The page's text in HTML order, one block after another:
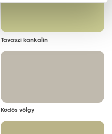
Tavaszi kankalin
Ködös völgy